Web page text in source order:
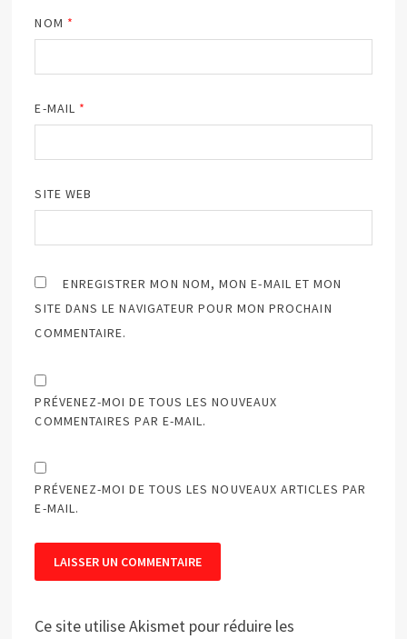
NOM *
E-MAIL *
SITE WEB
ENREGISTRER MON NOM, MON E-MAIL ET MON
SITE DANS LE NAVIGATEUR POUR MON PROCHAIN
COMMENTAIRE.
PRÉVENEZ-MOI DE TOUS LES NOUVEAUX
COMMENTAIRES PAR E-MAIL.
PRÉVENEZ-MOI DE TOUS LES NOUVEAUX ARTICLES PAR
E-MAIL.
Ce site utilise Akismet pour réduire les